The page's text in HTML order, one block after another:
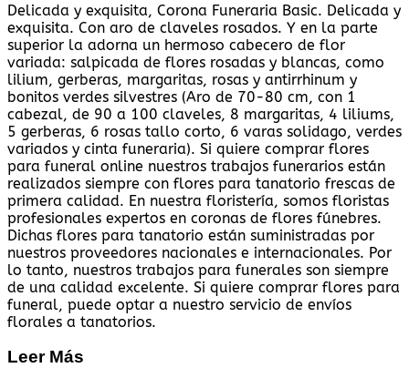
Delicada y exquisita, Corona Funeraria Basic. Delicada y
exquisita. Con aro de claveles rosados. Y en la parte
superior la adorna un hermoso cabecero de flor
variada: salpicada de flores rosadas y blancas, como
lilium, gerberas, margaritas, rosas y antirrhinum y
bonitos verdes silvestres (Aro de 70-80 cm, con 1
cabezal, de 90 a 100 claveles, 8 margaritas, 4 liliums,
5 gerberas, 6 rosas tallo corto, 6 varas solidago, verdes
variados y cinta funeraria). Si quiere comprar flores
para funeral online nuestros trabajos funerarios están
realizados siempre con flores para tanatorio frescas de
primera calidad. En nuestra floristería, somos floristas
profesionales expertos en coronas de flores fúnebres.
Dichas flores para tanatorio están suministradas por
nuestros proveedores nacionales e internacionales. Por
lo tanto, nuestros trabajos para funerales son siempre
de una calidad excelente. Si quiere comprar flores para
funeral, puede optar a nuestro servicio de envíos
florales a tanatorios.
Leer Más